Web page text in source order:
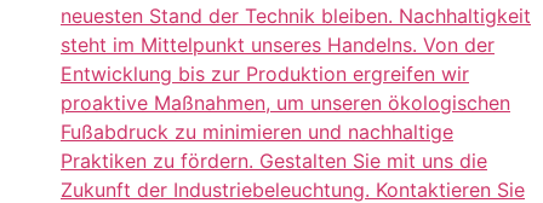
neuesten Stand der Technik bleiben. Nachhaltigkeit
steht im Mittelpunkt unseres Handelns. Von der
Entwicklung bis zur Produktion ergreifen wir
proaktive Maßnahmen, um unseren ökologischen
Fußabdruck zu minimieren und nachhaltige
Praktiken zu fördern. Gestalten Sie mit uns die
Zukunft der Industriebeleuchtung. Kontaktieren Sie